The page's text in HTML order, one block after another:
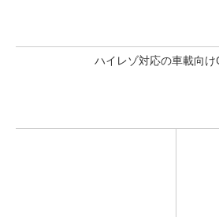
ハイレゾ対応の車載向